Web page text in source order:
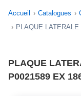
Accueil Catalogues
PLAQUE
PLAQUE
P0021589 EX